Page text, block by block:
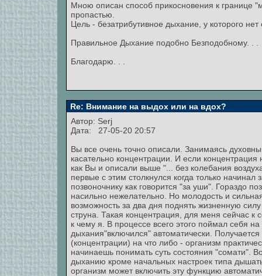
Мною описан способ прикосновения к границе
пропастью.
Цель - безатрибутивное дыхание, у которого
Правильное Дыхание подобно Безподобному. . .
Благодарю. . .
Re: Внимание на выдох или на вдох?
Автор: Serj
Дата: 27-05-20 20:57
Вы все очень точно описали. Занимаясь
касательно концентрации. И если
как Вы и описали выше "... без колебания
первые с этим столкнулся когда только
позвоночнику как говорится "за уши". Гораздо
насильно нежелательно. Но молодость и
возможность за два дня поднять жизненную
струна. Такая концентрация, для меня сейчас
к чему я. В процессе всего этого поймал себя
дыхания"включился" автоматически.
(концентрации) на что либо - организм
начинаешь понимать суть состояния "сомати".
дыханию кроме начальных настроек типа
организм может включить эту функцию